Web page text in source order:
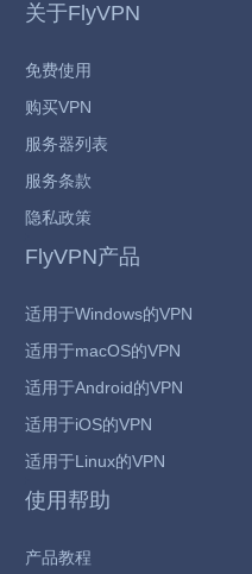
关于FlyVPN
免费使用
购买VPN
服务器列表
服务条款
隐私政策
FlyVPN产品
适用于Windows的VPN
适用于macOS的VPN
适用于Android的VPN
适用于iOS的VPN
适用于Linux的VPN
使用帮助
产品教程